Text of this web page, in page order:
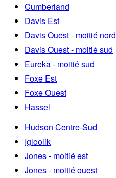
Cumberland
Davis Est
Davis Ouest - moitié nord
Davis Ouest - moitié sud
Eureka - moitié sud
Foxe Est
Foxe Ouest
Hassel
Hudson Centre-Sud
Igloolik
Jones - moitié est
Jones - moitié ouest